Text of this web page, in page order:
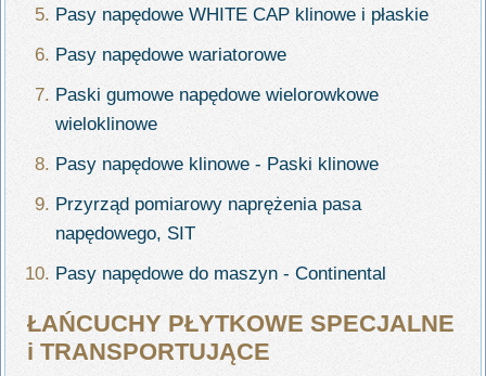
Pasy napędowe WHITE CAP klinowe i płaskie
Pasy napędowe wariatorowe
Paski gumowe napędowe wielorowkowe
wieloklinowe
Pasy napędowe klinowe - Paski klinowe
Przyrząd pomiarowy naprężenia pasa
napędowego, SIT
Pasy napędowe do maszyn - Continental
ŁAŃCUCHY PŁYTKOWE SPECJALNE
i TRANSPORTUJĄCE